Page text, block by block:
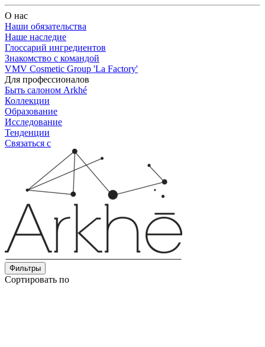
О нас
Наши обязательства
Наше наследие
Глоссарий ингредиентов
Знакомство с командой
VMV Cosmetic Group 'La Factory'
Для профессионалов
Быть салоном Arkhé
Коллекции
Образование
Исследование
Тенденции
Связаться с
Фильтры
Сортировать по